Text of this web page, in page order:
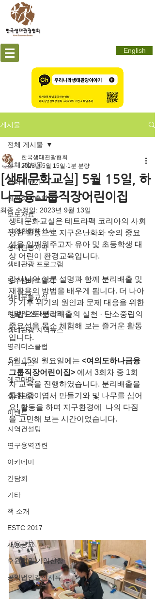
English
게시물
전체 게시물
협회이야기
협회정기총회
보도자료
자연환경해설사
생태관광지역
생태관광 프로그램
영주댐바로알기
생태문화교실
이달의 생태관광지
생태관광 지역뉴스
영리더스클럽
카드뉴스
에코마마
생태관광
이벤트
지역컨설팅
연구용역관련
아카데미
간담회
기타
책 소개
ESTC 2017
채용공고
후원회원 가입신청
공익법인결산서류
전체 게시물
[생태문화교실] 5월 15일, 하
나금융그룹직장어린이집
한국생태관광협회
2023년 5월 15일 1분 분량
최종 수정일: 2023년 9월 13일
생태문화교실은 테트라팩 코리아의 사회
공헌 활동으로 지구온난화와 숲의 중요
성을 일깨워주고자 유아 및 초등학생 대
상 어린이 환경교육입니다.
강사님의 이론 설명과 함께 분리배출 및
재활용의 방법을 배우게 됩니다. 더 나아
가 기후 위기의 원인과 문제 대응을 위한
방법으로 분리배출의 실천 · 탄소중립의
중요성을 몸소 체험해 보는 즐거운 활동
입니다.
5월 15일 월요일에는 <여의도하나금융
그룹직장어린이집> 에서 3회차 중 1회
차 교육을 진행하였습니다. 분리배출을
통한 종이엽서 만들기와 및 나무를 심어
요! 활동을 하며 지구환경에  나의 다짐
을 고민해 보는 시간이었습니다.